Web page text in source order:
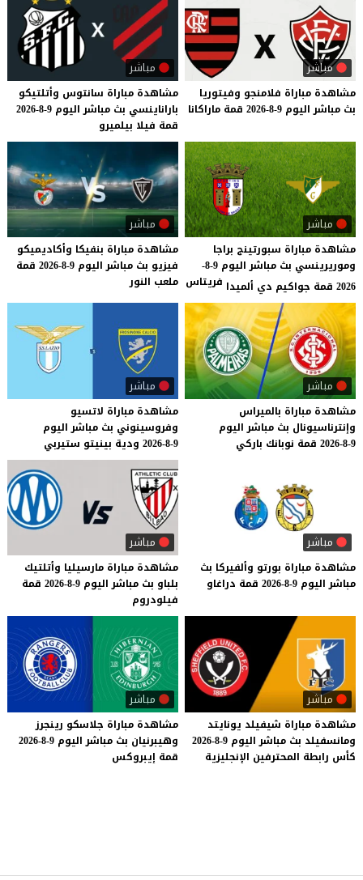
مباشر
مشاهدة مباراة فلامنجو وفيتوريا
بث مباشر اليوم 9-8-2026 قمة ماراكانا
مباشر
مشاهدة مباراة سانتوس وأتلتيكو
باراناينسي بث مباشر اليوم 9-8-2026
قمة فيلا بيلميرو
مباشر
مشاهدة مباراة سبورتينج براجا
وموريرينسي بث مباشر اليوم 9-8-
2026 قمة جواكيم دي ألميدا
فريتاس
مباشر
مشاهدة مباراة بنفيكا وأكاديميكو
فيزيو بث مباشر اليوم 9-8-2026
قمة
ملعب النور
مباشر
مشاهدة مباراة بالميراس
وإنترناسيونال بث مباشر اليوم
9-8-2026
قمة نوبانك باركي
مباشر
مشاهدة مباراة لاتسيو
وفروسينوني بث مباشر اليوم
9-8-2026
ودية بينيتو ستيربي
مباشر
مشاهدة مباراة بورتو وألفيركا بث
مباشر اليوم 9-8-2026 قمة دراغاو
مباشر
مشاهدة مباراة مارسيليا وأتلتيك
بلباو بث مباشر اليوم 9-8-2026
قمة
فيلودروم
مباشر
مشاهدة مباراة شيفيلد يونايتد
ومانسفيلد بث مباشر اليوم 9-8-2026
كأس رابطة المحترفين الإنجليزية
مباشر
مشاهدة مباراة جلاسكو رينجرز
وهيبرنيان بث مباشر اليوم 9-8-2026
قمة إيبروكس